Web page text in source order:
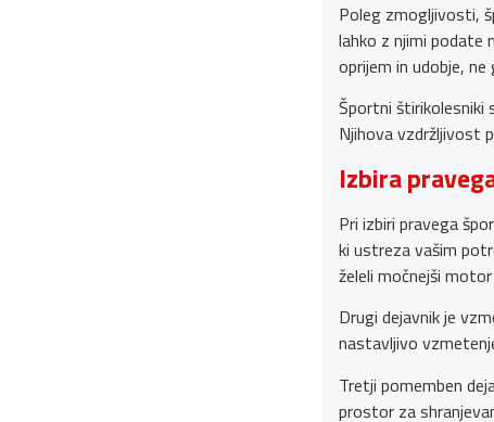
Poleg zmogljivosti,
lahko z njimi podate
oprijem in udobje,
Športni štirikolesniki
Njihova vzdržljivost
Izbira
Pri izbiri pravega
ki ustreza vašim
želeli močnejši
Drugi dejavnik je
nastavljivo
Tretji pomemben
prostor za